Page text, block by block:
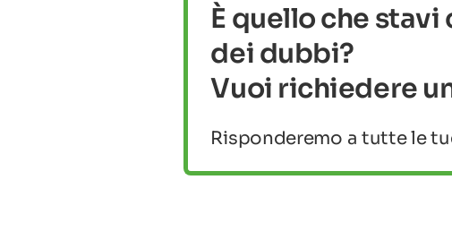
È quello che stavi
dei dubbi?
Vuoi richiedere
Risponderemo a tutte le